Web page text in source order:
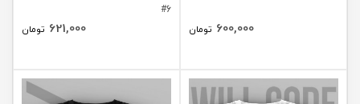
600,000 تومان
#6
621,000 تومان